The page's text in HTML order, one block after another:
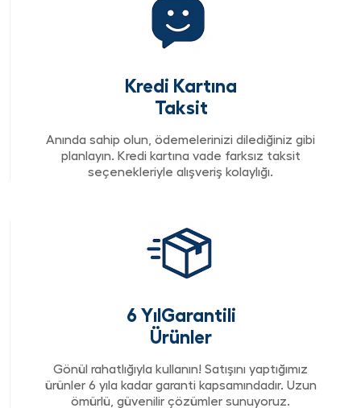
Kredi Kartına
Taksit
Anında sahip olun, ödemelerinizi dilediğiniz gibi
planlayın. Kredi kartına vade farksız taksit
seçenekleriyle alışveriş kolaylığı.
6 YılGarantili
Ürünler
Gönül rahatlığıyla kullanın! Satışını yaptığımız
ürünler 6 yıla kadar garanti kapsamındadır. Uzun
ömürlü, güvenilir çözümler sunuyoruz.